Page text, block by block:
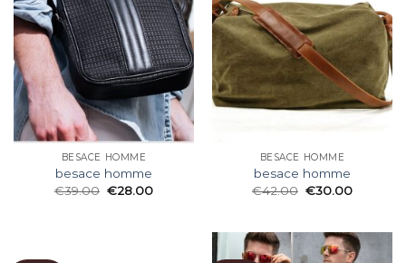
BESACE HOMME
besace homme
€39.00 €28.00
BESACE HOMME
besace homme
€42.00 €30.00